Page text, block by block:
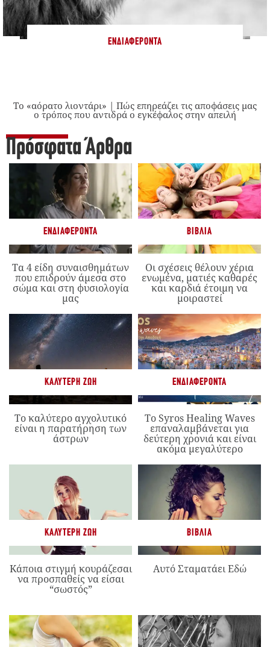
ΕΝΔΙΑΦΈΡΟΝΤΑ
Το «αόρατο λιοντάρι» | Πώς επηρεάζει τις αποφάσεις μας
ο τρόπος που αντιδρά ο εγκέφαλος στην απειλή
Πρόσφατα Άρθρα
ΕΝΔΙΑΦΈΡΟΝΤΑ
Τα 4 είδη συναισθημάτων
που επιδρούν άμεσα στο
σώμα και στη φυσιολογία
μας
ΒΙΒΛΊΑ
Οι σχέσεις θέλουν χέρια
ενωμένα, ματιές καθαρές
και καρδιά έτοιμη να
μοιραστεί
ΚΑΛΎΤΕΡΗ ΖΩΉ
Το καλύτερο αγχολυτικό
είναι η παρατήρηση των
άστρων
ΕΝΔΙΑΦΈΡΟΝΤΑ
Το Syros Healing Waves
επαναλαμβάνεται για
δεύτερη χρονιά και είναι
ακόμα μεγαλύτερο
ΚΑΛΎΤΕΡΗ ΖΩΉ
Κάποια στιγμή κουράζεσαι
να προσπαθείς να είσαι
“σωστός”
ΒΙΒΛΊΑ
Αυτό Σταματάει Εδώ